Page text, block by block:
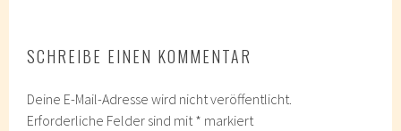
SCHREIBE EINEN KOMMENTAR
Deine E-Mail-Adresse wird nicht veröffentlicht.
Erforderliche Felder sind mit* markiert